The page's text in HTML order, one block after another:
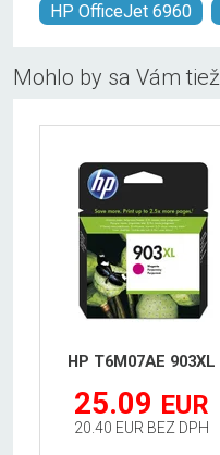
HP OfficeJet 6960
Mohlo by sa Vám
HP T6M07AE 903XL
25.09 EUR
20.40 EUR BEZ DPH